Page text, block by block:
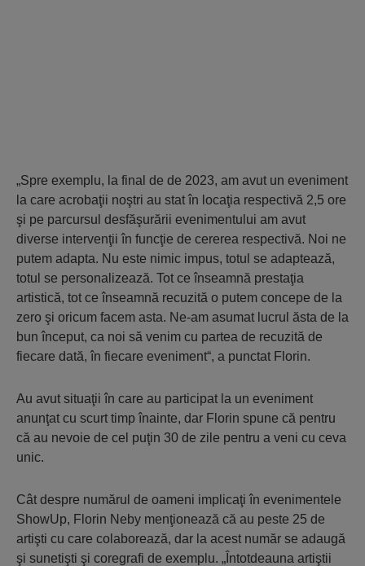
„Spre exemplu, la final de de 2023, am avut un eveniment
la care acrobaţii noştri au stat în locaţia respectivă 2,5 ore
şi pe parcursul desfăşurării evenimentului am avut
diverse intervenţii în funcţie de cererea respectivă. Noi ne
putem adapta. Nu este nimic impus, totul se adaptează,
totul se personalizează. Tot ce înseamnă prestaţia
artistică, tot ce înseamnă recuzită o putem concepe de la
zero şi oricum facem asta. Ne-am asumat lucrul ăsta de la
bun început, ca noi să venim cu partea de recuzită de
fiecare dată, în fiecare eveniment“, a punctat Florin.
Au avut situaţii în care au participat la un eveniment
anunţat cu scurt timp înainte, dar Florin spune că pentru
că au nevoie de cel puţin 30 de zile pentru a veni cu ceva
unic.
Cât despre numărul de oameni implicaţi în evenimentele
ShowUp, Florin Neby menţionează că au peste 25 de
artişti cu care colaborează, dar la acest număr se adaugă
şi sunetişti şi coregrafi de exemplu. „Întotdeauna artiştii